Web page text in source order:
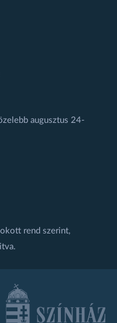
augusztus 24-
rend szerint,